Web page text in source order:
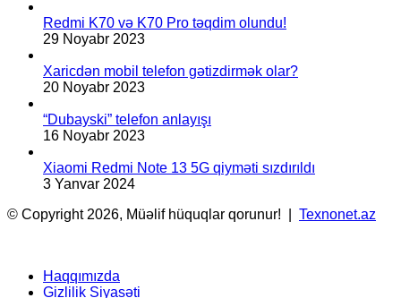
Redmi K70 və K70 Pro təqdim olundu!
29 Noyabr 2023
Xaricdən mobil telefon gətizdirmək olar?
20 Noyabr 2023
“Dubayski” telefon anlayışı
16 Noyabr 2023
Xiaomi Redmi Note 13 5G qiyməti sızdırıldı
3 Yanvar 2024
© Copyright 2026, Müəlif hüquqlar qorunur! | Texnonet.az
Haqqımızda
Gizlilik Siyasəti